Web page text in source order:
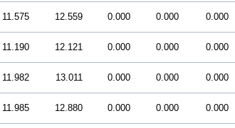
11.575 12.559 0.000 0.000 0.000
11.190 12.121 0.000 0.000 0.000
11.982 13.011 0.000 0.000 0.000
11.985 12.880 0.000 0.000 0.000